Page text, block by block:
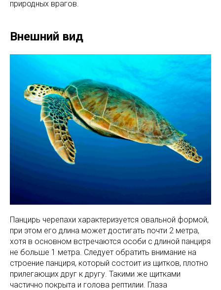
природных врагов.
Внешний вид
Панцирь черепахи характеризуется овальной формой,
при этом его длина может достигать почти 2 метра,
хотя в основном встречаются особи с длиной панциря
не больше 1 метра. Следует обратить внимание на
строение панциря, который состоит из щитков, плотно
прилегающих друг к другу. Такими же щитками
частично покрыта и голова рептилии. Глаза